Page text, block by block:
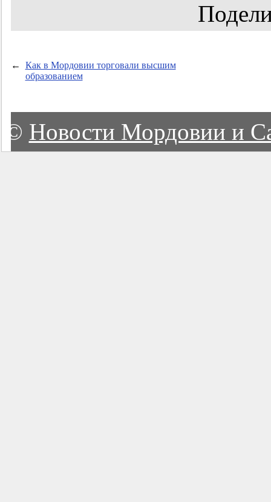
←
Как в Мордовии торговали высшим
образованием
© Новости Мордовии и